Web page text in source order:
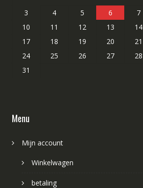
3
4 5 6 7
10
11 12 13 14
17
18 19 20 21
24
25 26 27 28
31
Menu
Mijn account
Winkelwagen
betaling